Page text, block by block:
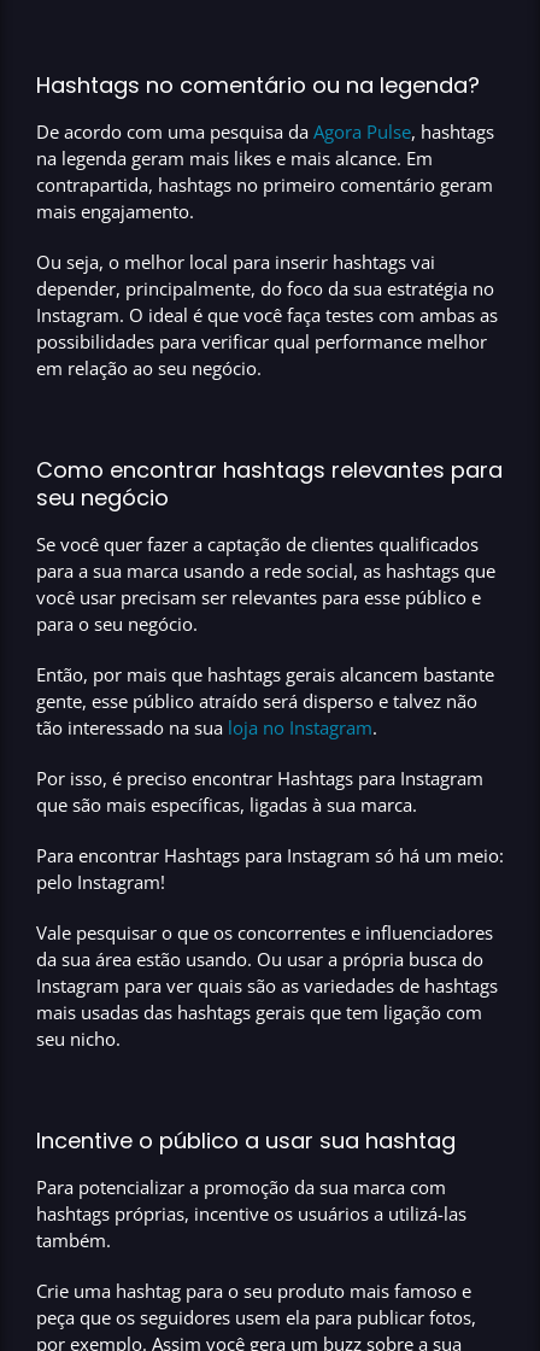
Hashtags no comentário ou na legenda?
De acordo com uma pesquisa da Agora Pulse, hashtags
na legenda geram mais likes e mais alcance. Em
contrapartida, hashtags no primeiro comentário geram
mais engajamento.
Ou seja, o melhor local para inserir hashtags vai
depender, principalmente, do foco da sua estratégia no
Instagram. O ideal é que você faça testes com ambas as
possibilidades para verificar qual performance melhor
em relação ao seu negócio.
Como encontrar hashtags relevantes para
seu negócio
Se você quer fazer a captação de clientes qualificados
para a sua marca usando a rede social, as hashtags que
você usar precisam ser relevantes para esse público e
para o seu negócio.
Então, por mais que hashtags gerais alcancem bastante
gente, esse público atraído será disperso e talvez não
tão interessado na sua loja no Instagram.
Por isso, é preciso encontrar Hashtags para Instagram
que são mais específicas, ligadas à sua marca.
Para encontrar Hashtags para Instagram só há um meio:
pelo Instagram!
Vale pesquisar o que os concorrentes e influenciadores
da sua área estão usando. Ou usar a própria busca do
Instagram para ver quais são as variedades de hashtags
mais usadas das hashtags gerais que tem ligação com
seu nicho.
Incentive o público a usar sua hashtag
Para potencializar a promoção da sua marca com
hashtags próprias, incentive os usuários a utilizá-las
também.
Crie uma hashtag para o seu produto mais famoso e
peça que os seguidores usem ela para publicar fotos,
por exemplo. Assim você gera um buzz sobre a sua